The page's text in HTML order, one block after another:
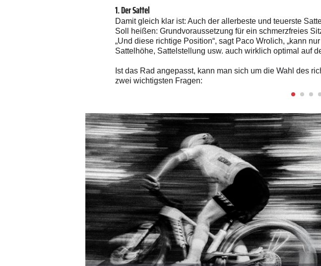
sein. Denn
Haut zu Entzündungen
Damit ist saubere
1. Der Sattel
Damit gleich klar ist: Auch der allerbeste und teuerste
Soll heißen: Grundvoraussetzung für ein schmerzfreies
„Und diese richtige Position“, sagt Paco Wrolich, „kann
Sattelhöhe, Sattelstellung usw. auch wirklich optimal auf
Ist das Rad angepasst, kann man sich um die Wahl des
zwei wichtigsten Fragen: